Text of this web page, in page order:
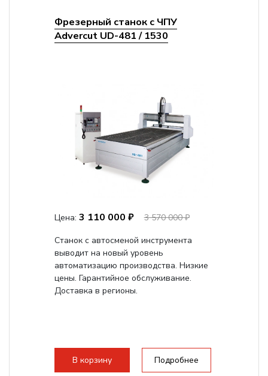
Фрезерный станок с ЧПУ
Advercut UD-481 / 1530
Цена: 3 110 000 ₽
3 570 000 ₽
Станок с автосменой инструмента
выводит на новый уровень
автоматизацию производства. Низкие
цены. Гарантийное обслуживание.
Доставка в регионы.
В корзину Подробнее